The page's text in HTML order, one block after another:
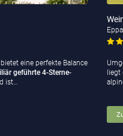
eine perfekte Balance
geführte 4-Sterne-
ist…
liegt